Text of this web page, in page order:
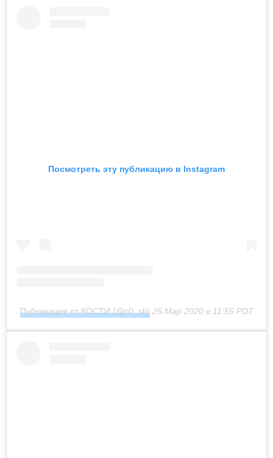
Посмотреть эту публикацию в Instagram
Публикация от КОСТИ (@c0_sti) 26 Мар 2020 в 11:55 PDT